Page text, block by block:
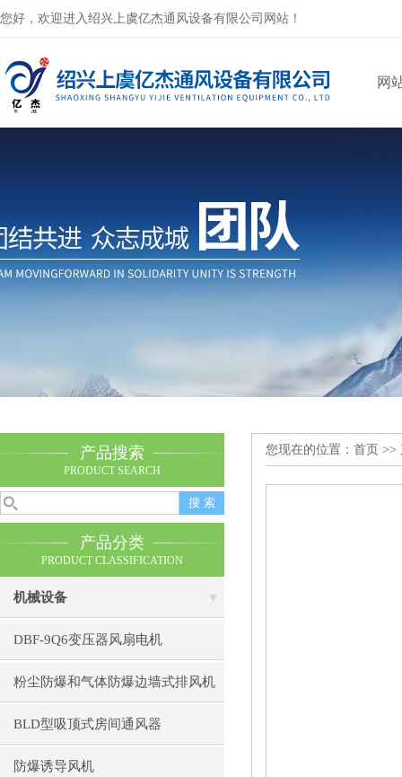
您好，欢迎进入绍兴上虞亿杰通风设备有限公司网站！
网
产品搜索
PRODUCT SEARCH
产品分类
PRODUCT CLASSIFICATION
机械设备
DBF-9Q6变压器风扇电机
粉尘防爆和气体防爆边墙式排风机
BLD型吸顶式房间通风器
防爆诱导风机
您现在的位置： 首页 >>